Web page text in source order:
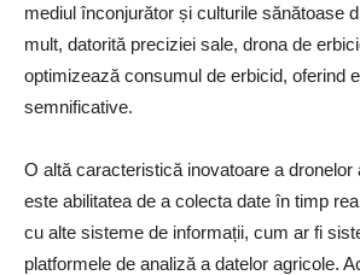
mediul înconjurător și culturile sănătoase
mult, datorită preciziei sale, drona de
optimizează consumul de erbicid, oferind
semnificative.
O altă caracteristică inovatoare a dronelor
este abilitatea de a colecta date în timp
cu alte sisteme de informații, cum ar fi
platformele de analiză a datelor agricole.